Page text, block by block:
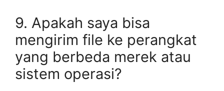
9. Apakah saya bisa
mengirim file ke perangkat
yang berbeda merek atau
sistem operasi?